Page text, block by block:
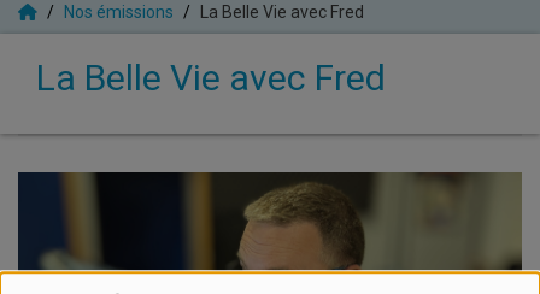
Nos émissions La Belle Vie avec Fred
La Belle Vie avec Fred